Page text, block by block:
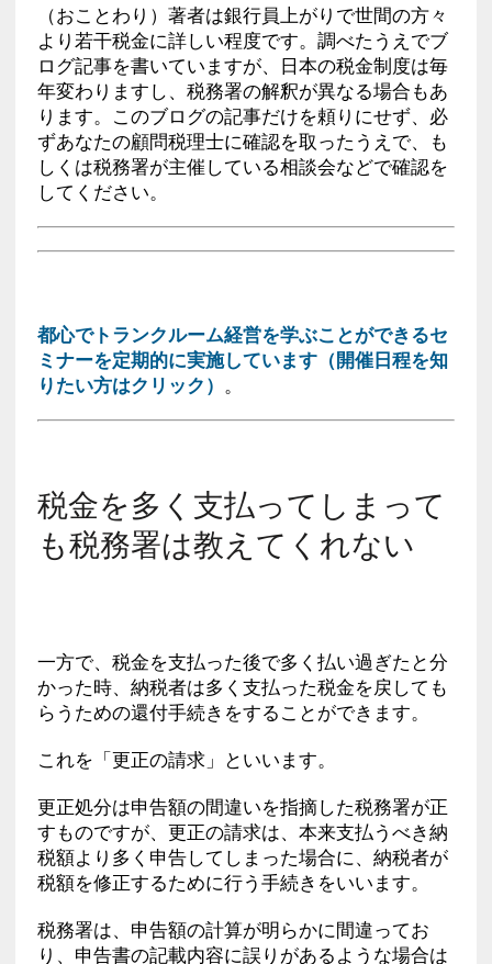
（おことわり）著者は銀行員上がりで世間の方々
より若干税金に詳しい程度です。調べたうえでブ
ログ記事を書いていますが、日本の税金制度は毎
年変わりますし、税務署の解釈が異なる場合もあ
ります。このブログの記事だけを頼りにせず、必
ずあなたの顧問税理士に確認を取ったうえで、も
しくは税務署が主催している相談会などで確認を
してください。
都心でトランクルーム経営を学ぶことができるセ
ミナーを定期的に実施しています（開催日程を知
りたい方はクリック） 。
税金を多く支払ってしまって
も税務署は教えてくれない
一方で、税金を支払った後で多く払い過ぎたと分
かった時、納税者は多く支払った税金を戻しても
らうための還付手続きをすることができます。
これを「更正の請求」といいます。
更正処分は申告額の間違いを指摘した税務署が正
すものですが、更正の請求は、本来支払うべき納
税額より多く申告してしまった場合に、納税者が
税額を修正するために行う手続きをいいます。
税務署は、申告額の計算が明らかに間違ってお
り、申告書の記載内容に誤りがあるような場合は